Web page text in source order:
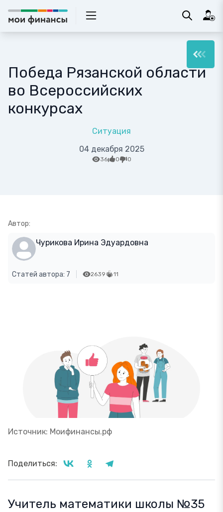
Победа Рязанской области
во Всероссийских
конкурсах
Ситуация
04 декабря 2025
36 0 0
Автор:
Чурикова Ирина Эдуардовна
Статей автора: 7 2639 11
Источник: Моифинансы.рф
Поделиться:
Учитель математики школы №35